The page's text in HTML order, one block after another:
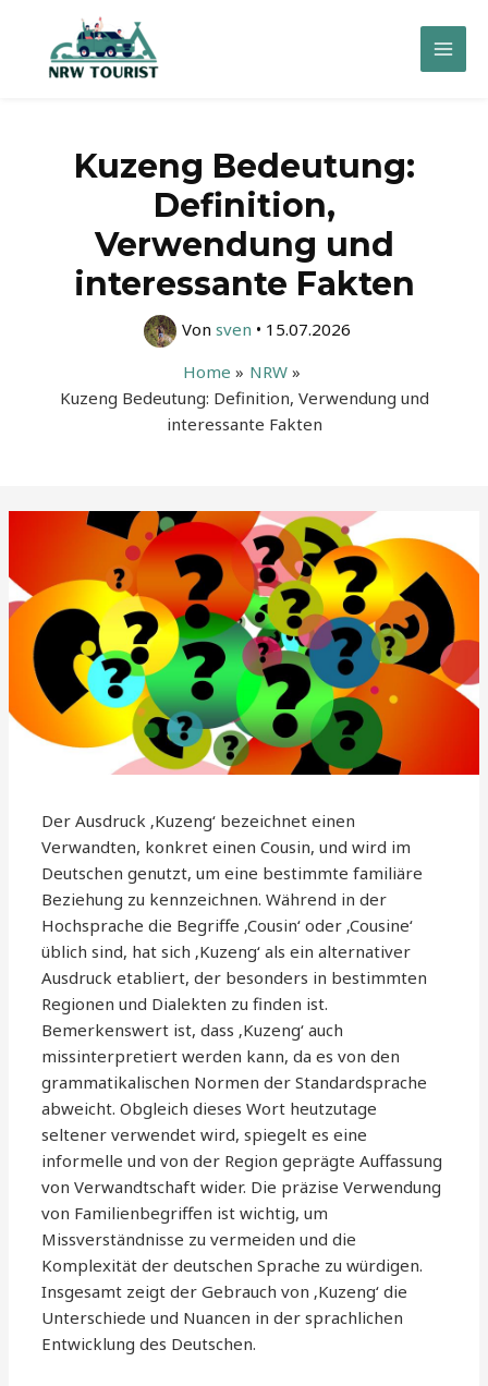
springen
Main
Kuzeng Bedeutung:
Definition,
Verwendung und
interessante Fakten
Von sven • 15.07.2026
Home
NRW
Kuzeng Bedeutung: Definition, Verwendung und
interessante Fakten
Der Ausdruck ‚Kuzeng‘ bezeichnet einen
Verwandten, konkret einen Cousin, und wird im
Deutschen genutzt, um eine bestimmte familiäre
Beziehung zu kennzeichnen. Während in der
Hochsprache die Begriffe ‚Cousin‘ oder ‚Cousine‘
üblich sind, hat sich ‚Kuzeng‘ als ein alternativer
Ausdruck etabliert, der besonders in bestimmten
Regionen und Dialekten zu finden ist.
Bemerkenswert ist, dass ‚Kuzeng‘ auch
missinterpretiert werden kann, da es von den
grammatikalischen Normen der Standardsprache
abweicht. Obgleich dieses Wort heutzutage
seltener verwendet wird, spiegelt es eine
informelle und von der Region geprägte Auffassung
von Verwandtschaft wider. Die präzise Verwendung
von Familienbegriffen ist wichtig, um
Missverständnisse zu vermeiden und die
Komplexität der deutschen Sprache zu würdigen.
Insgesamt zeigt der Gebrauch von ‚Kuzeng‘ die
Unterschiede und Nuancen in der sprachlichen
Entwicklung des Deutschen.